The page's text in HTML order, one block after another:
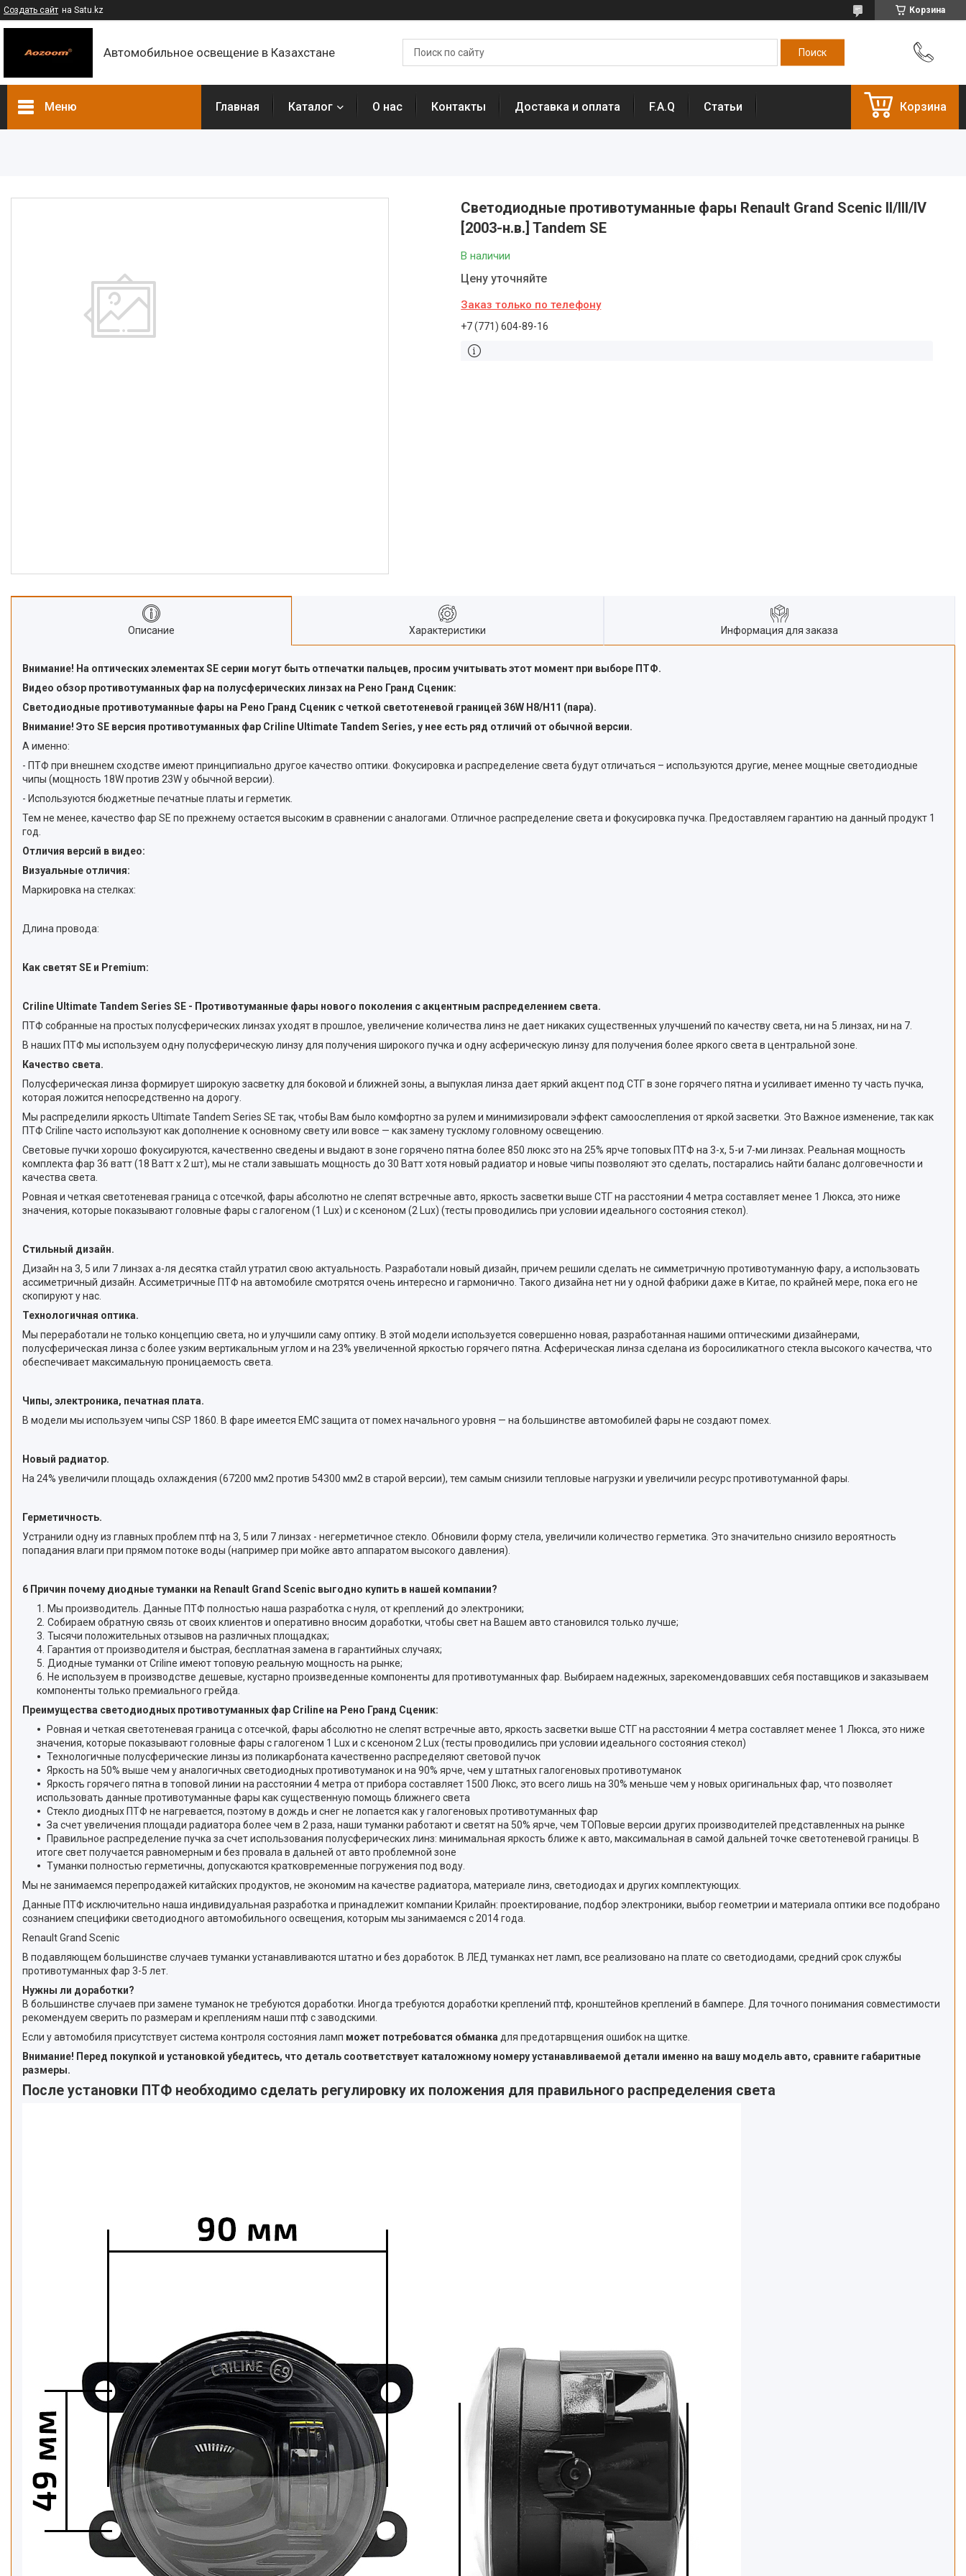
Создать сайт на Satu.kz Корзина
Автомобильное освещение в Казахстане
Меню Главная Каталог О нас Контакты Доставка и оплата F.A.Q Статьи Корзина
Светодиодные противотуманные фары Renault Grand Scenic II/III/IV
[2003-н.в.] Tandem SE
В наличии
Цену уточняйте
Заказ только по телефону
+7 (771) 604-89-16
Описание Характеристики Информация для заказа
Внимание! На оптических элементах SE серии могут быть отпечатки пальцев, просим учитывать этот момент при выборе ПТФ.
Видео обзор противотуманных фар на полусферических линзах на Рено Гранд Сценик:
Светодиодные противотуманные фары на Рено Гранд Сценик с четкой светотеневой границей 36W H8/H11 (пара).
Внимание! Это SE версия противотуманных фар Criline Ultimate Tandem Series, у нее есть ряд отличий от обычной версии.
А именно:
- ПТФ при внешнем сходстве имеют принципиально другое качество оптики. Фокусировка и распределение света будут отличаться – используются другие, менее мощные светодиодные
чипы (мощность 18W против 23W у обычной версии).
- Используются бюджетные печатные платы и герметик.
Тем не менее, качество фар SE по прежнему остается высоким в сравнении с аналогами. Отличное распределение света и фокусировка пучка. Предоставляем гарантию на данный продукт 1
год.
Отличия версий в видео:
Визуальные отличия:
Маркировка на стелках:
Длина провода:
Как светят SE и Premium:
Criline Ultimate Tandem Series SE - Противотуманные фары нового поколения c акцентным распределением света.
ПТФ собранные на простых полусферических линзах уходят в прошлое, увеличение количества линз не дает никаких существенных улучшений по качеству света, ни на 5 линзах, ни на 7.
В наших ПТФ мы используем одну полусферическую линзу для получения широкого пучка и одну асферическую линзу для получения более яркого света в центральной зоне.
Качество света.
Полусферическая линза формирует широкую засветку для боковой и ближней зоны, а выпуклая линза дает яркий акцент под СТГ в зоне горячего пятна и усиливает именно ту часть пучка,
которая ложится непосредственно на дорогу.
Мы распределили яркость Ultimate Tandem Series SE так, чтобы Вам было комфортно за рулем и минимизировали эффект самоослепления от яркой засветки. Это Важное изменение, так как
ПТФ Criline часто используют как дополнение к основному свету или вовсе — как замену тусклому головному освещению.
Световые пучки хорошо фокусируются, качественно сведены и выдают в зоне горячено пятна более 850 люкс это на 25% ярче топовых ПТФ на 3-х, 5-и 7-ми линзах. Реальная мощность
комплекта фар 36 ватт (18 Ватт x 2 шт), мы не стали завышать мощность до 30 Ватт хотя новый радиатор и новые чипы позволяют это сделать, постарались найти баланс долговечности и
качества света.
Ровная и четкая светотеневая граница с отсечкой, фары абсолютно не слепят встречные авто, яркость засветки выше СТГ на расстоянии 4 метра составляет менее 1 Люкса, это ниже
значения, которые показывают головные фары с галогеном (1 Lux) и с ксеноном (2 Lux) (тесты проводились при условии идеального состояния стекол).
Стильный дизайн.
Дизайн на 3, 5 или 7 линзах а-ля десятка стайл утратил свою актуальность. Разработали новый дизайн, причем решили сделать не симметричную противотуманную фару, а использовать
ассиметричный дизайн. Ассиметричные ПТФ на автомобиле смотрятся очень интересно и гармонично. Такого дизайна нет ни у одной фабрики даже в Китае, по крайней мере, пока его не
скопируют у нас.
Технологичная оптика.
Мы переработали не только концепцию света, но и улучшили саму оптику. В этой модели используется совершенно новая, разработанная нашими оптическими дизайнерами,
полусферическая линза с более узким вертикальным углом и на 23% увеличенной яркостью горячего пятна. Асферическая линза сделана из боросиликатного стекла высокого качества, что
обеспечивает максимальную проницаемость света.
Чипы, электроника, печатная плата.
В модели мы используем чипы CSP 1860. В фаре имеется EMC защита от помех начального уровня — на большинстве автомобилей фары не создают помех.
Новый радиатор.
На 24% увеличили площадь охлаждения (67200 мм2 против 54300 мм2 в старой версии), тем самым снизили тепловые нагрузки и увеличили ресурс противотуманной фары.
Герметичность.
Устранили одну из главных проблем птф на 3, 5 или 7 линзах - негерметичное стекло. Обновили форму стела, увеличили количество герметика. Это значительно снизило вероятность
попадания влаги при прямом потоке воды (например при мойке авто аппаратом высокого давления).
6 Причин почему диодные туманки на Renault Grand Scenic выгодно купить в нашей компании?
Мы производитель. Данные ПТФ полностью наша разработка с нуля, от креплений до электроники;
Собираем обратную связь от своих клиентов и оперативно вносим доработки, чтобы свет на Вашем авто становился только лучше;
Тысячи положительных отзывов на различных площадках;
Гарантия от производителя и быстрая, бесплатная замена в гарантийных случаях;
Диодные туманки от Criline имеют топовую реальную мощность на рынке;
Не используем в производстве дешевые, кустарно произведенные компоненты для противотуманных фар. Выбираем надежных, зарекомендовавших себя поставщиков и заказываем
компоненты только премиального грейда.
Преимущества светодиодных противотуманных фар Criline на Рено Гранд Сценик:
Ровная и четкая светотеневая граница с отсечкой, фары абсолютно не слепят встречные авто, яркость засветки выше СТГ на расстоянии 4 метра составляет менее 1 Люкса, это ниже
значения, которые показывают головные фары с галогеном 1 Lux и с ксеноном 2 Lux (тесты проводились при условии идеального состояния стекол)
Технологичные полусферические линзы из поликарбоната качественно распределяют световой пучок
Яркость на 50% выше чем у аналогичных светодиодных противотуманок и на 90% ярче, чем у штатных галогеновых противотуманок
Яркость горячего пятна в топовой линии на расстоянии 4 метра от прибора составляет 1500 Люкс, это всего лишь на 30% меньше чем у новых оригинальных фар, что позволяет
использовать данные противотуманные фары как существенную помощь ближнего света
Стекло диодных ПТФ не нагревается, поэтому в дождь и снег не лопается как у галогеновых противотуманных фар
За счет увеличения площади радиатора более чем в 2 раза, наши туманки работают и светят на 50% ярче, чем ТОПовые версии других производителей представленных на рынке
Правильное распределение пучка за счет использования полусферических линз: минимальная яркость ближе к авто, максимальная в самой дальней точке светотеневой границы. В
итоге свет получается равномерным и без провала в дальней от авто проблемной зоне
Туманки полностью герметичны, допускаются кратковременные погружения под воду.
Мы не занимаемся перепродажей китайских продуктов, не экономим на качестве радиатора, материале линз, светодиодах и других комплектующих.
Данные ПТФ исключительно наша индивидуальная разработка и принадлежит компании Крилайн: проектирование, подбор электроники, выбор геометрии и материала оптики все подобрано
сознанием специфики светодиодного автомобильного освещения, которым мы занимаемся с 2014 года.
Renault Grand Scenic
В подавляющем большинстве случаев туманки устанавливаются штатно и без доработок. В ЛЕД туманках нет ламп, все реализовано на плате со светодиодами, средний срок службы
противотуманных фар 3-5 лет.
Нужны ли доработки?
В большинстве случаев при замене туманок не требуются доработки. Иногда требуются доработки креплений птф, кронштейнов креплений в бампере. Для точного понимания совместимости
рекомендуем сверить по размерам и креплениям наши птф с заводскими.
Если у автомобиля присутствует система контроля состояния ламп может потребоватся обманка для предотарвщения ошибок на щитке.
Внимание! Перед покупкой и установкой убедитесь, что деталь соответствует каталожному номеру устанавливаемой детали именно на вашу модель авто, сравните габаритные
размеры.
После установки ПТФ необходимо сделать регулировку их положения для правильного распределения света